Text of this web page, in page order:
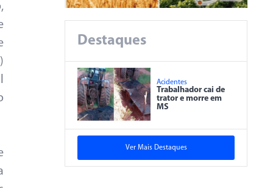
Destaques
Acidentes
Trabalhador cai de
trator e morre em
MS
Ver Mais Destaques